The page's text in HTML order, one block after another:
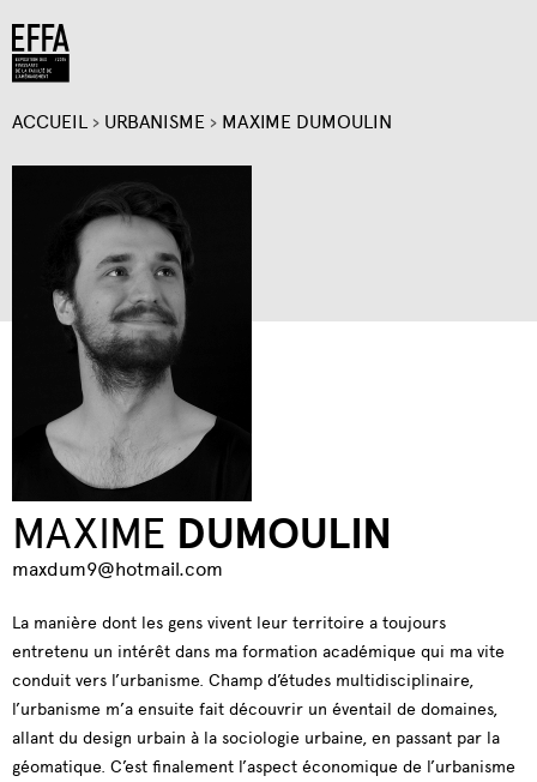
VOUS
ÊTES
ICI
ACCUEIL › URBANISME › MAXIME DUMOULIN
MAXIME DUMOULIN
maxdum9@hotmail.com
La manière dont les gens vivent leur territoire a toujours
entretenu un intérêt dans ma formation académique qui ma vite
conduit vers l’urbanisme. Champ d’études multidisciplinaire,
l’urbanisme m’a ensuite fait découvrir un éventail de domaines,
allant du design urbain à la sociologie urbaine, en passant par la
géomatique. C’est finalement l’aspect économique de l’urbanisme